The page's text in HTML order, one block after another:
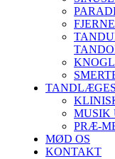
MUSIK
PRÆ-
MØD OS
KONTAKT